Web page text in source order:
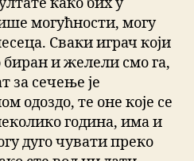
како бих у
могућности, могу
Сваки играч који
и желели смо га,
за сечење је
одоздо, те оне које се
година, има и
дуго чувати преко